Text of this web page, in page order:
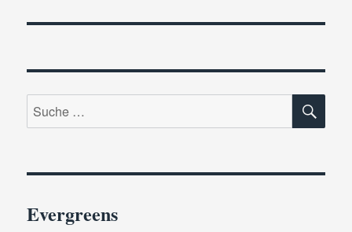
Suche
nach:
Evergreens